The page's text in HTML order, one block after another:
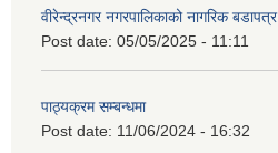
वीरेन्द्रनगर नगरपालिकाको नागरिक बडापत्र
Post date: 05/05/2025 - 11:11
पाठ्यक्रम सम्बन्धमा
Post date: 11/06/2024 - 16:32